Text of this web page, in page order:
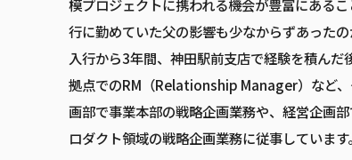
模プロジェクトに携われる機会が豊富にある
行に勤めていた父の影響も少なからずあったの
入行から3年間、神田駅前支店で経験を積ん
拠点でのRM（Relationship Manager）など
画部で事業本部の戦略企画業務や、経営企画
ロダクト領域の戦略企画業務に従事しています。